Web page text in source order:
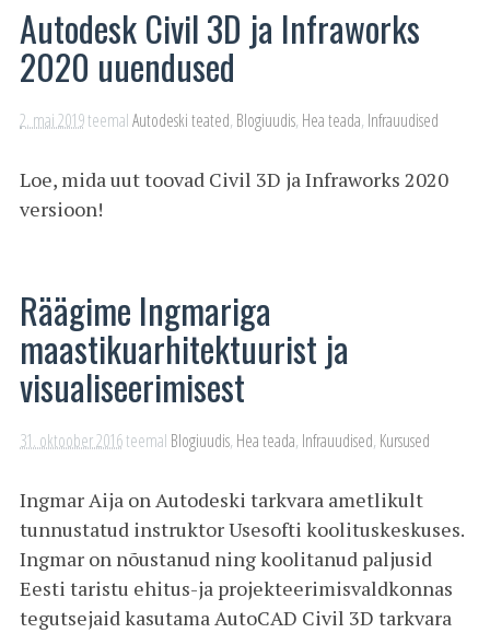
Autodesk Civil 3D ja Infraworks
2020 uuendused
2. mai 2019teemalAutodeski teated, Blogiuudis, Hea teada, Infrauudised
Loe, mida uut toovad Civil 3D ja Infraworks 2020
versioon!
Räägime Ingmariga
maastikuarhitektuurist ja
visualiseerimisest
31. oktoober 2016teemal Blogiuudis, Hea teada, Infrauudised, Kursused
Ingmar Aija on Autodeski tarkvara ametlikult
tunnustatud instruktor Usesofti koolituskeskuses.
Ingmar on nõustanud ning koolitanud paljusid
Eesti taristu ehitus-ja projekteerimisvaldkonnas
tegutsejaid kasutama AutoCAD Civil 3D tarkvara